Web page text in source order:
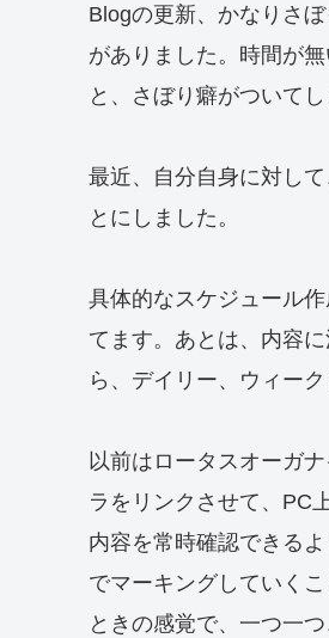
Blogの更新、かなりさ
がありました。時間が
と、さぼり癖がついて
最近、自分自身に対し
とにしました。
具体的なスケジュール
てます。あとは、内容
ら、デイリー、ウィー
以前はロータスオーガ
ラをリンクさせて、PC
内容を常時確認できる
でマーキングしていく
ときの感覚で、一つ一